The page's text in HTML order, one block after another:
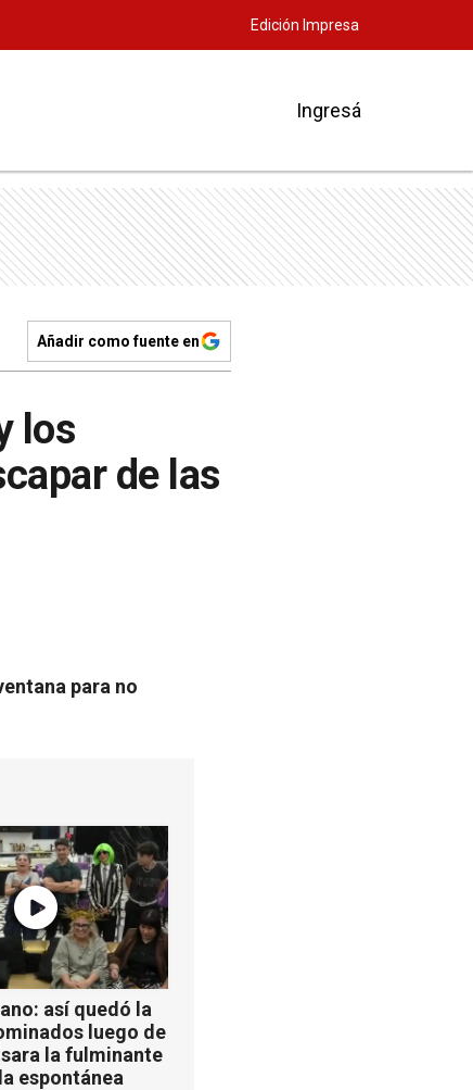
Edición Impresa
Ingresá
Añadir como fuente en
los
de las
para no
así quedó la
luego de
la fulminante
espontánea